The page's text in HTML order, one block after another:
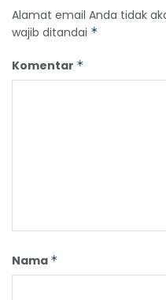
Alamat email Anda tidak
wajib ditandai *
Komentar *
Nama *